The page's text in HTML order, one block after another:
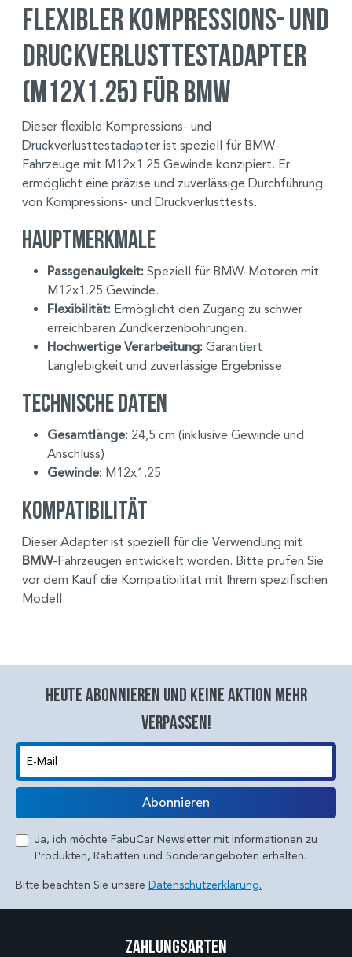
Flexibler Kompressions- und
Druckverlusttestadapter
(M12x1.25) für BMW
Dieser flexible Kompressions- und
Druckverlusttestadapter ist speziell für BMW-
Fahrzeuge mit M12x1.25 Gewinde konzipiert. Er
ermöglicht eine präzise und zuverlässige Durchführung
von Kompressions- und Druckverlusttests.
Hauptmerkmale
Passgenauigkeit: Speziell für BMW-Motoren mit
M12x1.25 Gewinde.
Flexibilität: Ermöglicht den Zugang zu schwer
erreichbaren Zündkerzenbohrungen.
Hochwertige Verarbeitung: Garantiert
Langlebigkeit und zuverlässige Ergebnisse.
Technische Daten
Gesamtlänge: 24,5 cm (inklusive Gewinde und
Anschluss)
Gewinde: M12x1.25
Kompatibilität
Dieser Adapter ist speziell für die Verwendung mit
BMW-Fahrzeugen entwickelt worden. Bitte prüfen Sie
vor dem Kauf die Kompatibilität mit Ihrem spezifischen
Modell.
Heute abonnieren und keine aktion mehr
verpassen!
E-Mail
Abonnieren
Ja, ich möchte FabuCar Newsletter mit Informationen zu
Produkten, Rabatten und Sonderangeboten erhalten.
Bitte beachten Sie unsere Datenschutzerklärung.
Zahlungsarten